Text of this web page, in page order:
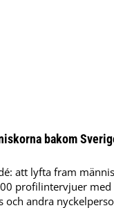
bakom
att lyfta fram
profilintervjuer med
och andra